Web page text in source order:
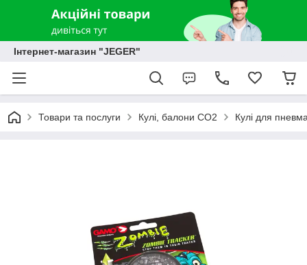
Інтернет-магазин "JEGER"
Товари та послуги Кулі, балони СО2 Кулі для